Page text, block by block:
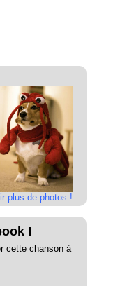
plus de photos !
!
cette chanson à